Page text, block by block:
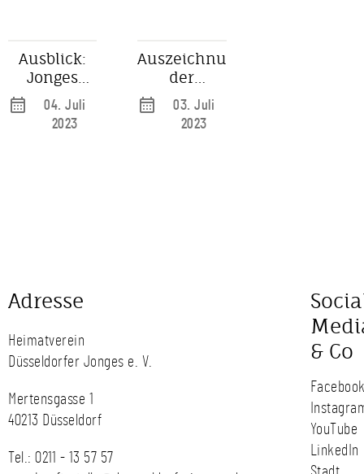
Ausblick:
Jonges
können
Henkelsaal
nicht
04. Juli
2023
Auszeichnung
der
Düsseldorfer
Jonges an
eine
03. Juli
2023
Adresse
Heimatverein
Düsseldorfer Jonges e. V.
Mertensgasse 1
40213 Düsseldorf
Tel.: 0211 - 13 57 57
& Co
YouTube
LinkedIn